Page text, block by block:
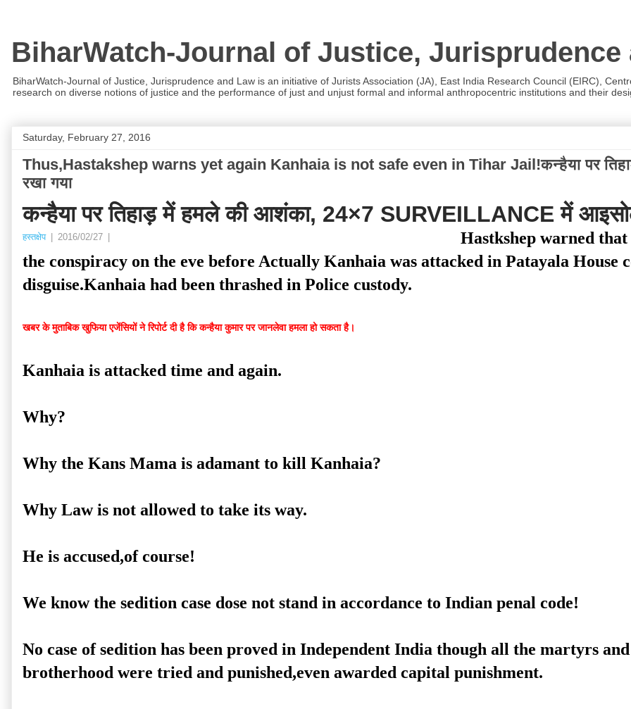
BiharWatch-Journal of Justice, Jurisprudence
BiharWatch-Journal of Justice, Jurisprudence and Law is an initiative of Jurists Association (JA), East India Research Council (EIRC),
research on diverse notions of justice and the performance of just and unjust formal and informal anthropocentric institutions and their
Saturday, February 27, 2016
Thus,Hastakshep warns yet again Kanhaia is not safe even in Tihar Jail!कन्हैया पर
रखा गया
कन्हैया पर तिहाड़ में हमले की आशंका, 24×7 SURVEILLANCE में
हस्तक्षेप 2016/02/27
Hastkshep warned
the conspiracy on the eve before Actually Kanhaia was attacked in Patayala
disguise.Kanhaia had been thrashed in Police custody.
खबर के मुताबिक खुफिया एजेंसियों ने रिपोर्ट दी है कि कन्हैया कुमार पर जानलेवा हमला हो सकता है।
Kanhaia is attacked time and again.
Why?
Why the Kans Mama is adamant to kill Kanhaia?
Why Law is not allowed to take its way.
He is accused,of course!
We know the sedition case dose not stand in accordance to Indian penal code!
No case of sedition has been proved in Independent India though all the martyrs
brotherhood were tried and punished,even awarded capital punishment.